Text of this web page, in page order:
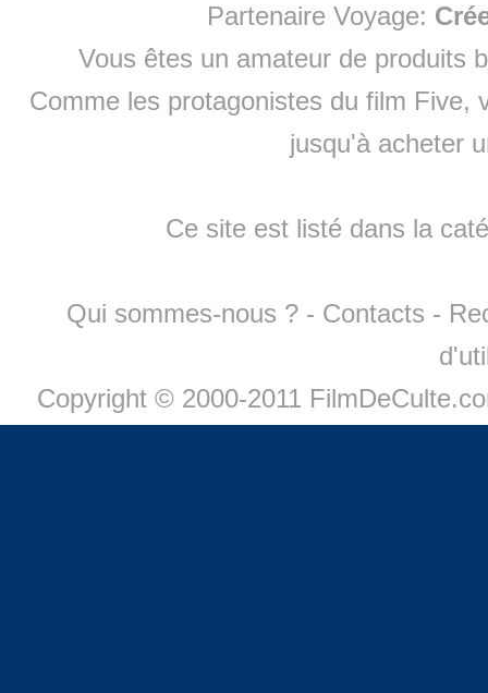
Partenaire Voyage:
Vous êtes un amateur de produits
Comme les protagonistes du film Five,
jusqu'à acheter
Ce site est listé dans la
Qui sommes-nous ? - Contacts -
Copyright © 2000-2011